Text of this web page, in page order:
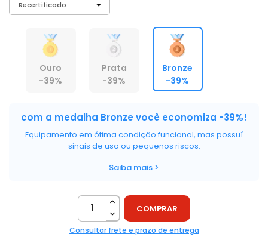
Ouro
-39%
Prata
-39%
Bronze
-39%
com a medalha Bronze você economiza -39%!
Equipamento em ótima condição funcional, mas possuí
sinais de uso ou pequenos riscos.
Saiba mais >
COMPRAR
Consultar frete e prazo de entrega